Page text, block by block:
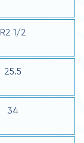
R2 1/2
25.5
34